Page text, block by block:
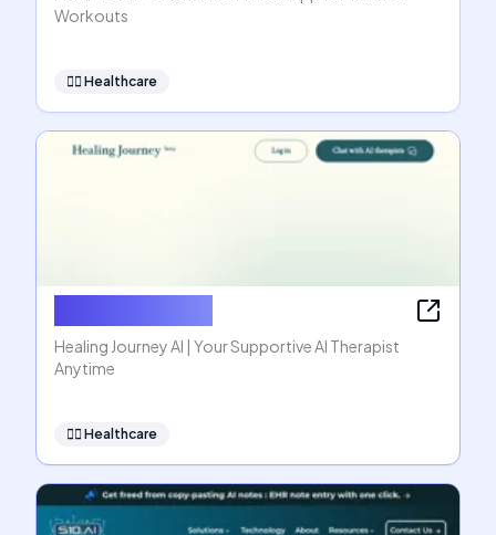
Workouts
👩‍⚕️ Healthcare
Healing Journey AI | Your Supportive AI Therapist
Anytime
👩‍⚕️ Healthcare